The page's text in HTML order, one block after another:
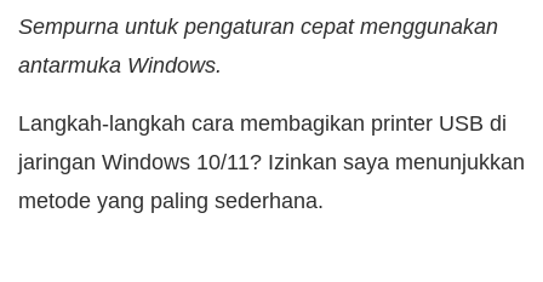
Sempurna untuk pengaturan cepat menggunakan
antarmuka Windows.
Langkah-langkah cara membagikan printer USB di
jaringan Windows 10/11? Izinkan saya menunjukkan
metode yang paling sederhana.